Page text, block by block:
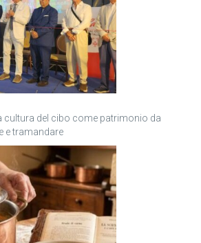
cultura del cibo come patrimonio da
e tramandare